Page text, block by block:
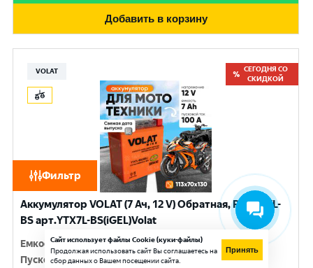
Фильтр
Добавить в корзину
VOLAT
СЕГОДНЯ СО
СКИДКОЙ
Аккумулятор VOLAT (7 Ач, 12 V) Обратная, R+ YTX7L-
BS арт.YTX7L-BS(iGEL)Volat
Емкость:7 Ач
Пусковой ток:100 A
Сайт использует файлы Cookie (куки-файлы)
Продолжая использовать сайт Вы соглашаетесь на
сбор данных о Вашем посещении сайта.
Принять